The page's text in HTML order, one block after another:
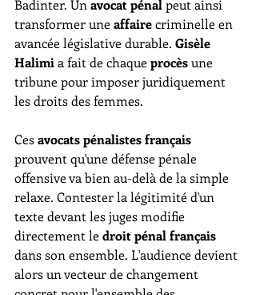
Badinter. Un avocat pénal peut ainsi
transformer une affaire criminelle en
avancée législative durable. Gisèle
Halimi a fait de chaque procès une
tribune pour imposer juridiquement
les droits des femmes.
Ces avocats pénalistes français
prouvent qu'une défense pénale
offensive va bien au-delà de la simple
relaxe. Contester la légitimité d'un
texte devant les juges modifie
directement le droit pénal français
dans son ensemble. L'audience devient
alors un vecteur de changement